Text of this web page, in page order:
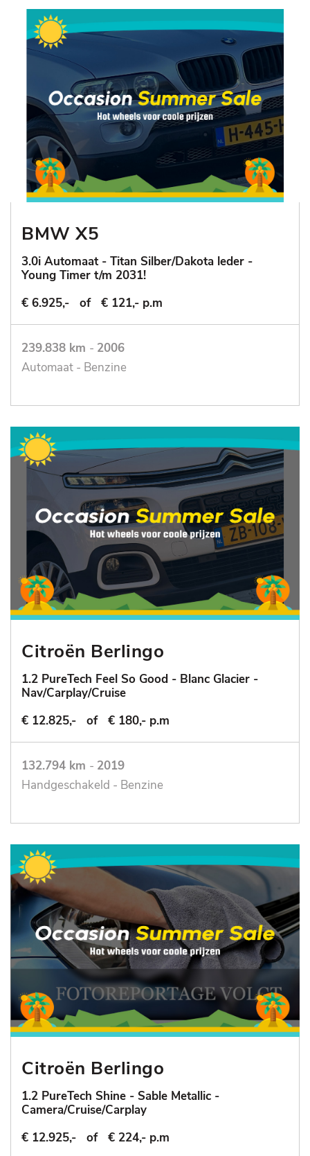
BMW X5
3.0i Automaat - Titan Silber/Dakota leder -
Young Timer t/m 2031!
€ 6.925,-
of € 121,- p.m
239.838 km - 2006
Automaat - Benzine
Citroën Berlingo
1.2 PureTech Feel So Good - Blanc Glacier -
Nav/Carplay/Cruise
€ 12.825,-
of € 180,- p.m
132.794 km - 2019
Handgeschakeld - Benzine
Citroën Berlingo
1.2 PureTech Shine - Sable Metallic -
Camera/Cruise/Carplay
€ 12.925,-
of € 224,- p.m